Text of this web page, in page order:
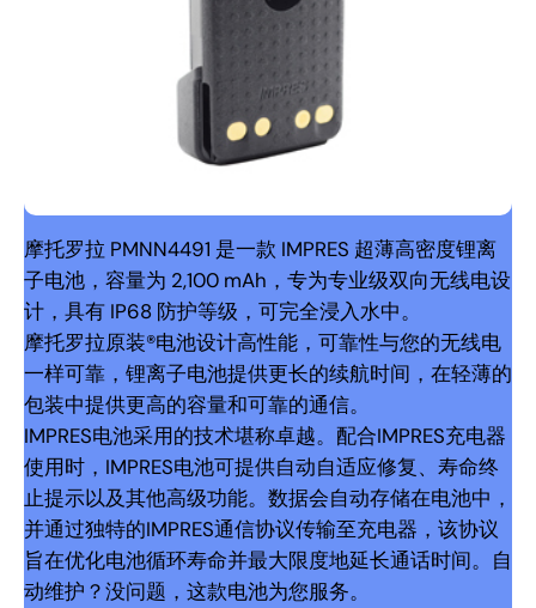
摩托罗拉 PMNN4491 是一款 IMPRES 超薄高密度锂离
子电池，容量为 2,100 mAh，专为专业级双向无线电设
计，具有 IP68 防护等级，可完全浸入水中。
摩托罗拉原装®电池设计高性能，可靠性与您的无线电
一样可靠，锂离子电池提供更长的续航时间，在轻薄的
包装中提供更高的容量和可靠的通信。
IMPRES电池采用的技术堪称卓越。配合IMPRES充电器
使用时，IMPRES电池可提供自动自适应修复、寿命终
止提示以及其他高级功能。数据会自动存储在电池中，
并通过独特的IMPRES通信协议传输至充电器，该协议
旨在优化电池循环寿命并最大限度地延长通话时间。自
动维护？没问题，这款电池为您服务。